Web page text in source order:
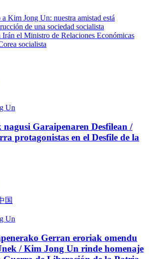
Kim Jong Un: nuestra amistad está
de una sociedad socialista
Irán el Ministro de Relaciones Económicas
socialista
Un
Garaipenaren Desfilean /
protagonistas en el Desfile de la
国
Un
Gerran eroriak omendu
/ Kim Jong Un rinde homenaje